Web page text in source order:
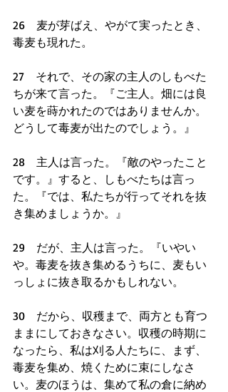
26　麦が芽ばえ、やがて実ったとき、
毒麦も現れた。
27　それで、その家の主人のしもべた
ちが来て言った。『ご主人。畑には良
い麦を蒔かれたのではありませんか。
どうして毒麦が出たのでしょう。』
28　主人は言った。『敵のやったこと
です。』すると、しもべたちは言っ
た。『では、私たちが行ってそれを抜
き集めましょうか。』
29　だが、主人は言った。『いやい
や。毒麦を抜き集めるうちに、麦もい
っしょに抜き取るかもしれない。
30　だから、収穫まで、両方とも育つ
ままにしておきなさい。収穫の時期に
なったら、私は刈る人たちに、まず、
毒麦を集め、焼くために束にしなさ
い。麦のほうは、集めて私の倉に納め